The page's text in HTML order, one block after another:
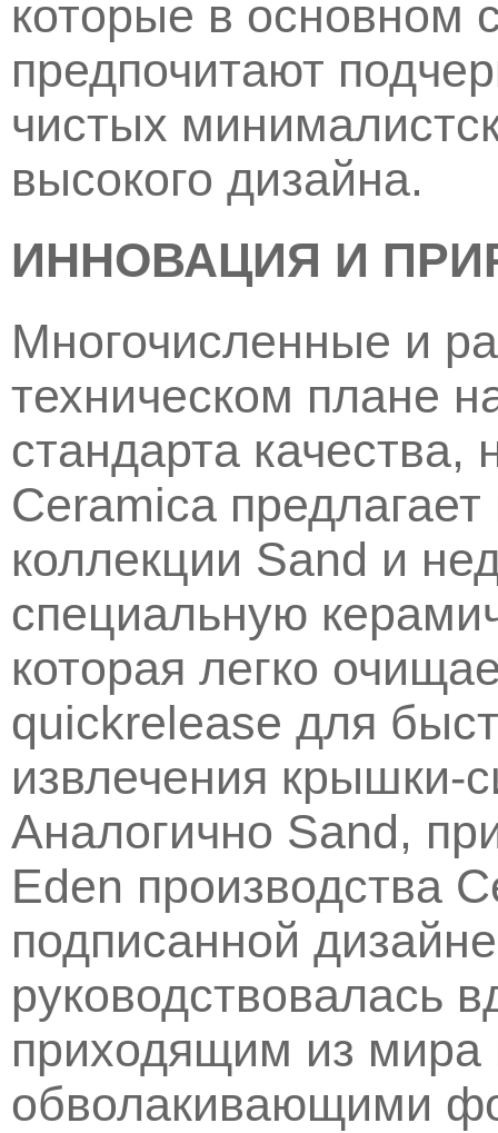
которые в основном
предпочитают
чистых
высокого дизайна.
ИННОВАЦИЯ И
Многочисленные и
техническом плане
стандарта
Ceramica
коллекции Sand и
специальную
которая легко
quickrelease для
извлечения крышки-
Аналогично Sand,
Eden производства
подписанной
руководствовалась
приходящим из мира
обволакивающими